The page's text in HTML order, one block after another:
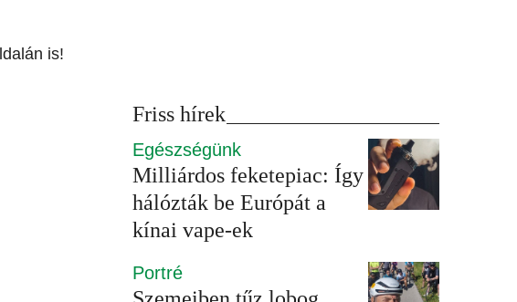
is!
Friss hírek
Egészségünk
Milliárdos feketepiac: Így
hálózták be Európát a
kínai vape-ek
Portré